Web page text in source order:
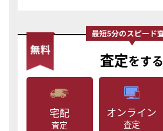
査定をする
宅配
査定
オンライン
査定